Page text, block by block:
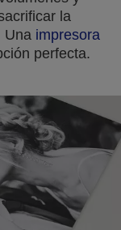
la
Una impresora
perfecta.